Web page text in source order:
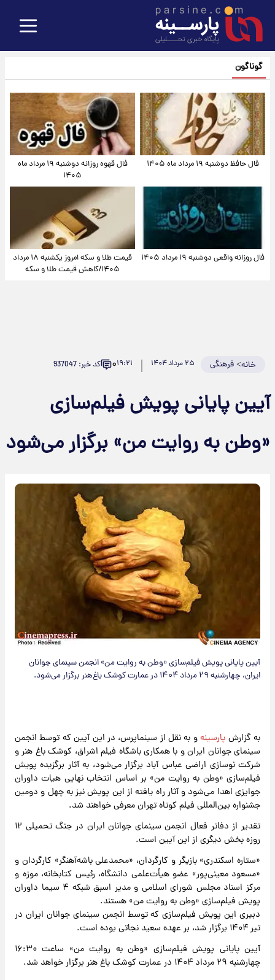
گوناگون
فال حافظ دوشنبه ۱۹ مرداد ماه ۱۴۰۵
فال قهوه روزانه دوشنبه ۱۹ مرداد ماه
۱۴۰۵
فال روزانه واقعی دوشنبه ۱۹ مرداد ۱۴۰۵
قیمت طلا و سکه امروز یکشنبه ۱۸ مرداد
۱۴۰۵/کاهش قیمت طلا و سکه
خانه>فرهنگی ۲۵ مرداد ۱۴۰۴ ۱۹:۲۱۰ کد خبر: 937047
آیین پایانی پویش فیلم‌سازی
«وطن به روایت من» برگزار می‌شود
آیین پایانی پویش فیلم‌سازی «وطن به روایت من» انجمن سینمای جوانان
ایران، چهارشنبه ۲۹ مرداد ۱۴۰۴ در عمارت کوشک باغ‌هنر برگزار می‌شود.
به گزارش پارسینهو به نقل از سینماپرس، در این آیین که توسط انجمن
سینمای جوانان ایران و با همکاری باشگاه فیلم اشراق، کوشک باغ هنر و
شرکت نوسازی اراضی عباس آباد برگزار می‌شود، به آثار برگزیده پویش
فیلم‌سازی «وطن به روایت من» بر اساس انتخاب نهایی هیات داوران
جوایزی اهدا می‌شود و آثار راه یافته از این پویش نیز به چهل و دومین
جشنواره بین‌المللی فیلم کوتاه تهران معرفی خواهند شد.
تقدیر از دفاتر فعال انجمن سینمای جوانان ایران در جنگ تحمیلی ۱۲
روزه بخش دیگری از این آیین است.
«ستاره اسکندری» بازیگر و کارگردان، «محمدعلی باشه‌آهنگر» کارگردان و
«مسعود معینی‌پور» عضو هیأت‌علمی دانشگاه، رئیس کتابخانه، موزه و
مرکز اسناد مجلس شورای اسلامی و مدیر اسبق شبکه ۴ سیما داوران
پویش فیلم‌سازی «وطن به روایت من» هستند.
دبیری این پویش فیلم‌سازی که توسط انجمن سینمای جوانان ایران در
تیر ۱۴۰۴ برگزار شد، بر عهده سعید نجاتی بوده است.
آیین پایانی پویش فیلم‌سازی «وطن به روایت من» ساعت ۱۶:۳۰
چهارشنبه ۲۹ مرداد ۱۴۰۴ در عمارت کوشک باغ هنر برگزار خواهد شد.